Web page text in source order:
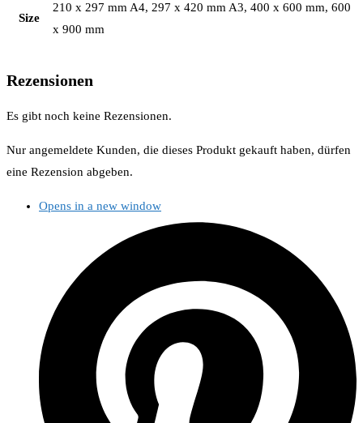
Size
210 x 297 mm A4, 297 x 420 mm A3, 400 x 600 mm, 600
x 900 mm
Rezensionen
Es gibt noch keine Rezensionen.
Nur angemeldete Kunden, die dieses Produkt gekauft haben, dürfen
eine Rezension abgeben.
Opens in a new window